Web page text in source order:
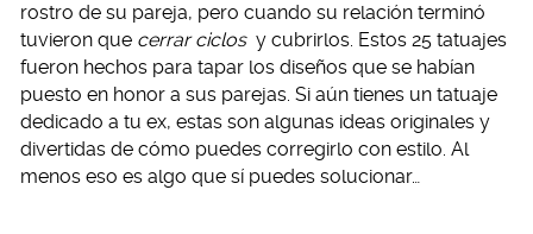
rostro de su pareja, pero cuando su relación terminó
tuvieron que cerrar ciclos y cubrirlos. Estos 25 tatuajes
fueron hechos para tapar los diseños que se habían
puesto en honor a sus parejas. Si aún tienes un tatuaje
dedicado a tu ex, estas son algunas ideas originales y
divertidas de cómo puedes corregirlo con estilo. Al
menos eso es algo que sí puedes solucionar…